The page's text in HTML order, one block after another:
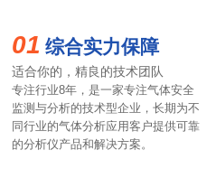
01 综合实力保障
适合你的，精良的技术团队
专注行业8年，是一家专注气体安全
监测与分析的技术型企业，长期为不
同行业的气体分析应用客户提供可靠
的分析仪产品和解决方案。